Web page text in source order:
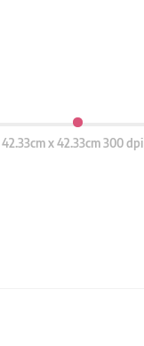
42.33cm x 42.33cm 300 dpi